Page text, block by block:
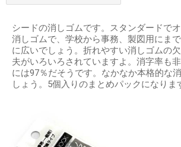
シードの消しゴムです。スタンダードで
消しゴムで、学校から事務、製図用にま
に広いでしょう。折れやすい消しゴムの
夫がいろいろされていますよ。消字率も
には97％だそうです。なかなか本格的な
しょう。5個入りのまとめパックになりま